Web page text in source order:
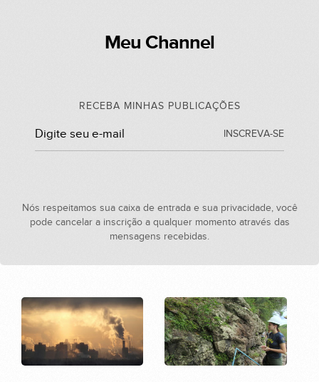
Meu Channel
RECEBA MINHAS PUBLICAÇÕES
INSCREVA-SE
Nós respeitamos sua caixa de entrada e sua privacidade, você
pode cancelar a inscrição a qualquer momento através das
mensagens recebidas.